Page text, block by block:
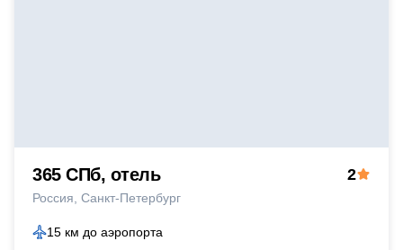
365 СПб, отель
Россия Санкт-Петербург
2
15 км до аэропорта